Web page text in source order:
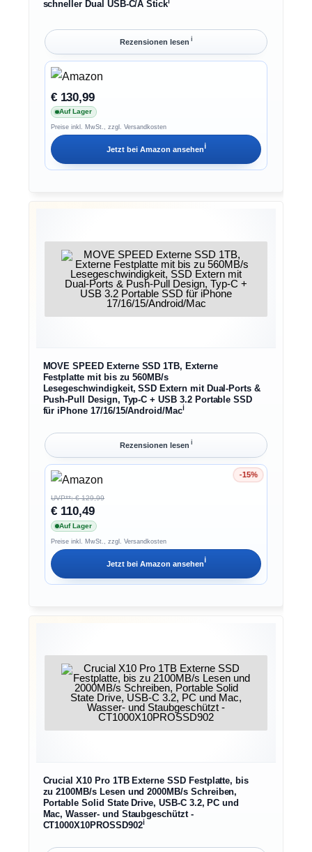
schneller Dual USB-C/A Stick
Rezensionen lesen ℹ︎
€ 130,99
Auf Lager
Preise inkl. MwSt., zzgl. Versandkosten
Jetzt bei Amazon ansehenℹ︎
MOVE SPEED Externe SSD 1TB, Externe
Festplatte mit bis zu 560MB/s
Lesegeschwindigkeit, SSD Extern mit Dual-Ports &
Push-Pull Design, Typ-C + USB 3.2 Portable SSD
für iPhone 17/16/15/Android/Macℹ︎
Rezensionen lesen ℹ︎
-15%
Ersparnis 15%
UVP**: € 129,99
€ 110,49
Auf Lager
Preise inkl. MwSt., zzgl. Versandkosten
Jetzt bei Amazon ansehenℹ︎
Crucial X10 Pro 1TB Externe SSD Festplatte, bis
zu 2100MB/s Lesen und 2000MB/s Schreiben,
Portable Solid State Drive, USB-C 3.2, PC und
Mac, Wasser- und Staubgeschützt -
CT1000X10PROSSD902ℹ︎